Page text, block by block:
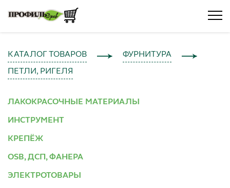
КАТАЛОГ ТОВАРОВ ФУРНИТУРА
ПЕТЛИ, РИГЕЛЯ
ЛАКОКРАСОЧНЫЕ МАТЕРИАЛЫ
ИНСТРУМЕНТ
КРЕПЁЖ
OSB, ДСП, ФАНЕРА
ЭЛЕКТРОТОВАРЫ